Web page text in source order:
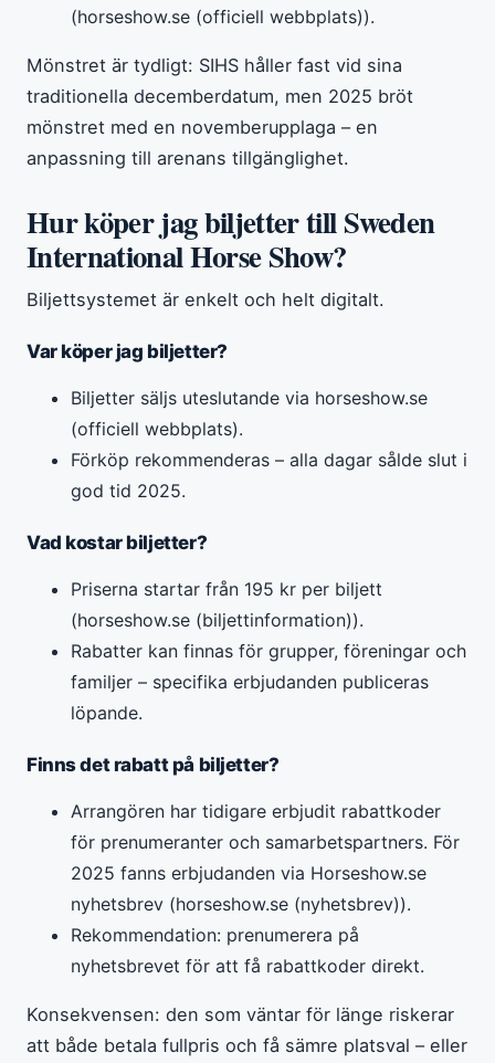
(horseshow.se (officiell webbplats)).
Mönstret är tydligt: SIHS håller fast vid sina
traditionella decemberdatum, men 2025 bröt
mönstret med en novemberupplaga – en
anpassning till arenans tillgänglighet.
Hur köper jag biljetter till Sweden
International Horse Show?
Biljettsystemet är enkelt och helt digitalt.
Var köper jag biljetter?
Biljetter säljs uteslutande via horseshow.se
(officiell webbplats).
Förköp rekommenderas – alla dagar sålde slut i
god tid 2025.
Vad kostar biljetter?
Priserna startar från 195 kr per biljett
(horseshow.se (biljettinformation)).
Rabatter kan finnas för grupper, föreningar och
familjer – specifika erbjudanden publiceras
löpande.
Finns det rabatt på biljetter?
Arrangören har tidigare erbjudit rabattkoder
för prenumeranter och samarbetspartners. För
2025 fanns erbjudanden via Horseshow.se
nyhetsbrev (horseshow.se (nyhetsbrev)).
Rekommendation: prenumerera på
nyhetsbrevet för att få rabattkoder direkt.
Konsekvensen: den som väntar för länge riskerar
att både betala fullpris och få sämre platsval – eller